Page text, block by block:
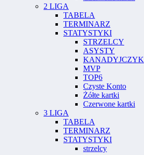
2 LIGA
TABELA
TERMINARZ
STATYSTYKI
STRZELCY
ASYSTY
KANADYJCZYK
MVP
TOP6
Czyste Konto
Żółte kartki
Czerwone kartki
3 LIGA
TABELA
TERMINARZ
STATYSTYKI
strzelcy